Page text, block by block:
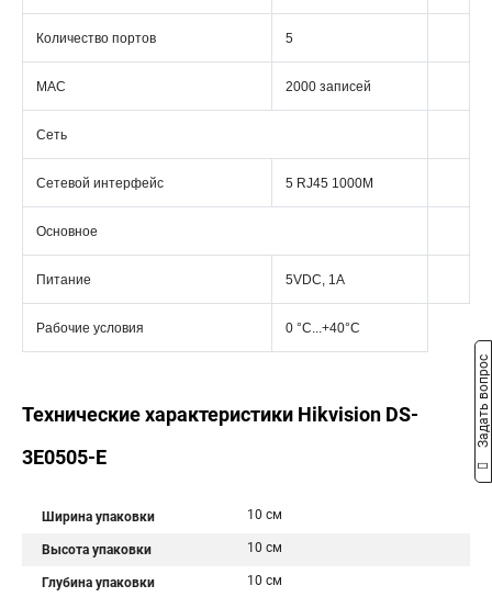
Количество портов 5
MAC 2000 записей
Сеть
Сетевой интерфейс 5 RJ45 1000M
Основное
Питание 5VDC, 1A
Рабочие условия 0 °C...+40°C
Технические характеристики Hikvision DS-
3E0505-E
Ширина упаковки 10 см
Высота упаковки 10 см
Глубина упаковки 10 см
Задать вопрос